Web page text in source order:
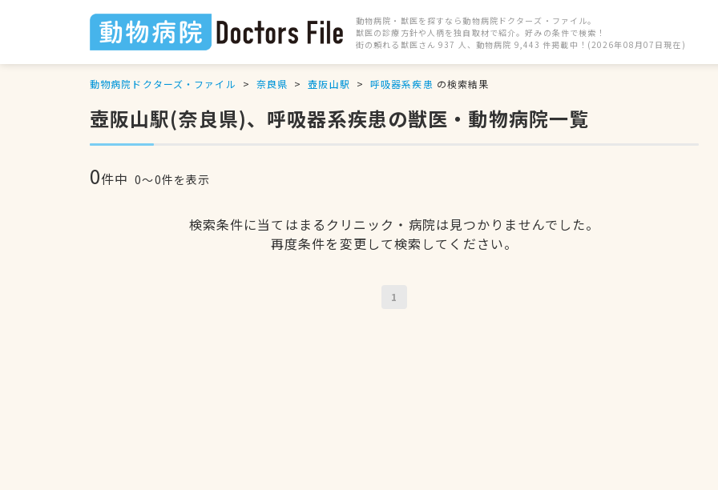
動物病院・獣医を探すなら動物病院ドクターズ・ファイル。
獣医の診療方針や人柄を独自取材で紹介。好みの条件で検索！
街の頼れる獣医さん 937 人、動物病院 9,443 件掲載中！(2026年08月07日現在)
動物病院ドクターズ・ファイル 奈良県 壺阪山駅 呼吸器系疾患 の検索結果
壺阪山駅(奈良県)、呼吸器系疾患の獣医・動物病院一覧
0件中 0〜0件を表示
検索条件に当てはまるクリニック・病院は見つかりませんでした。
再度条件を変更して検索してください。
1